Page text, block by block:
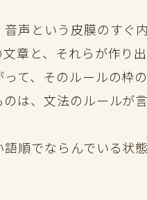
声という皮膜のすぐ
章と、それらが作り
て、そのルールの枠
は、文法のルールが
順でならんでいる状